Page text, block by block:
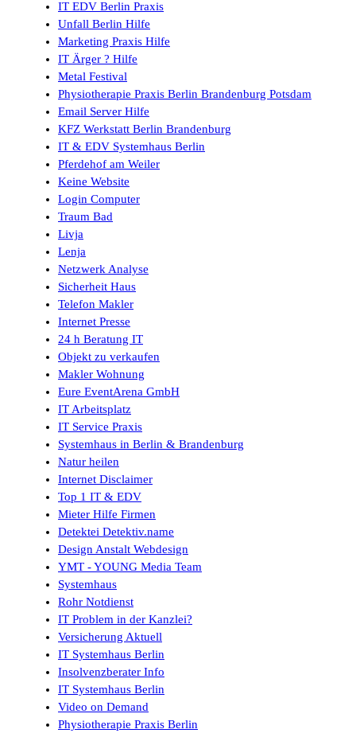
IT EDV Berlin Praxis
Unfall Berlin Hilfe
Marketing Praxis Hilfe
IT Ärger ? Hilfe
Metal Festival
Physiotherapie Praxis Berlin Brandenburg Potsdam
Email Server Hilfe
KFZ Werkstatt Berlin Brandenburg
IT & EDV Systemhaus Berlin
Pferdehof am Weiler
Keine Website
Login Computer
Traum Bad
Livja
Lenja
Netzwerk Analyse
Sicherheit Haus
Telefon Makler
Internet Presse
24 h Beratung IT
Objekt zu verkaufen
Makler Wohnung
Eure EventArena GmbH
IT Arbeitsplatz
IT Service Praxis
Systemhaus in Berlin & Brandenburg
Natur heilen
Internet Disclaimer
Top 1 IT & EDV
Mieter Hilfe Firmen
Detektei Detektiv.name
Design Anstalt Webdesign
YMT - YOUNG Media Team
Systemhaus
Rohr Notdienst
IT Problem in der Kanzlei?
Versicherung Aktuell
IT Systemhaus Berlin
Insolvenzberater Info
IT Systemhaus Berlin
Video on Demand
Physiotherapie Praxis Berlin